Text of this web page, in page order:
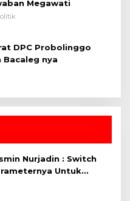
Megawati
DPC Probolinggo
nya
Nurjadin : Switch
Untuk